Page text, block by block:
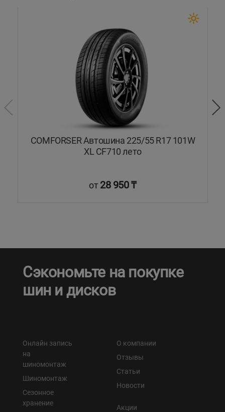
COMFORSER Автошина 225/55 R17 101W
XL CF710 лето
от28 950 ₸
Сэкономьте на покупке
шин и дисков
Онлайн запись
на
шиномонтаж
Шиномонтаж
Сезонное
хранение
О компании
Отзывы
Статьи
Новости
Акции